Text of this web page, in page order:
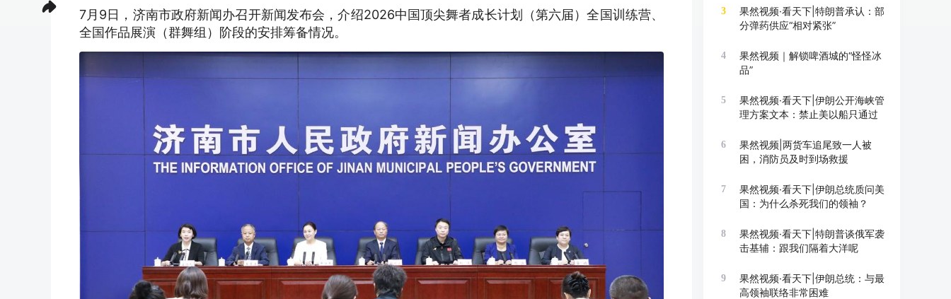
7月9日，济南市政府新闻办召开新闻发布会，介绍2026中国顶尖舞者成长计划（第六届）全国训练营、
全国作品展演（群舞组）阶段的安排筹备情况。
3
果然视频·看天下|特朗普承认：部
分弹药供应“相对紧张”
4
果然视频｜解锁啤酒城的“怪怪冰
品”
5
果然视频·看天下|伊朗公开海峡管
理方案文本：禁止美以船只通过
6
果然视频|两货车追尾致一人被
困，消防员及时到场救援
7
果然视频·看天下|伊朗总统质问美
国：为什么杀死我们的领袖？
8
果然视频·看天下|特朗普谈俄军袭
击基辅：跟我们隔着大洋呢
9
果然视频·看天下|伊朗总统：与最
高领袖联络非常困难